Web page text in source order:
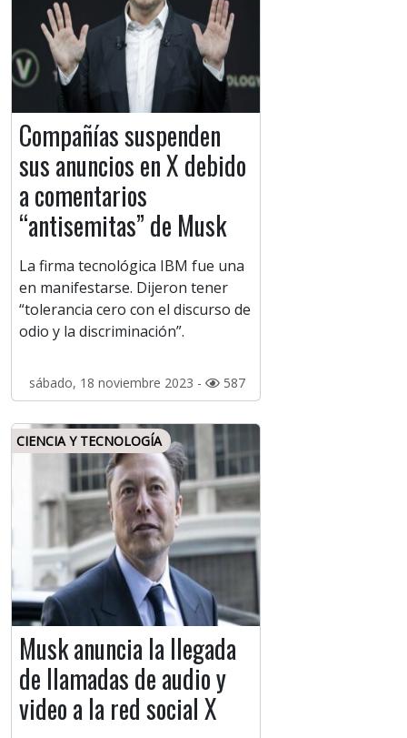
Compañías suspenden
sus anuncios en X debido
a comentarios
“antisemitas” de Musk
La firma tecnológica IBM fue una
en manifestarse. Dijeron tener
“tolerancia cero con el discurso de
odio y la discriminación”.
sábado, 18 noviembre 2023 - 587
CIENCIA Y TECNOLOGÍA
Musk anuncia la llegada
de llamadas de audio y
video a la red social X